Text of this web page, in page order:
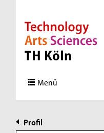
Direkt zur
Direkt zur Subnavigation
Direkt zum Inhalt
Direkt zum Fußbereich
Menü
Profil